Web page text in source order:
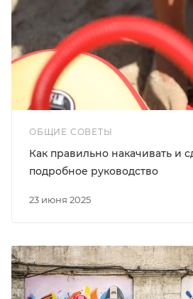
ОБЩИЕ СОВЕТЫ
23 июня 2025
Как правильно накачивать и
подробное руководство